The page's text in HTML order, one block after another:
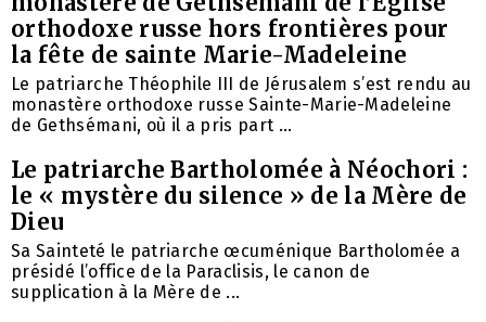
orthodoxe russe hors frontières pour
la fête de sainte Marie-Madeleine
Le patriarche Théophile III de Jérusalem s’est rendu au
monastère orthodoxe russe Sainte-Marie-Madeleine
de Gethsémani, où il a pris part ...
Le patriarche Bartholomée à Néochori :
le « mystère du silence » de la Mère de
Dieu
Sa Sainteté le patriarche œcuménique Bartholomée a
présidé l’office de la Paraclisis, le canon de
supplication à la Mère de ...